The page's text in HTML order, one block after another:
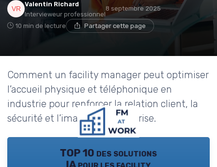
Valentin Richard
Intervieweur professionnel
8 septembre 2025
10 min de lecture Partager cette page
Comment un facility manager peut optimiser
l’accueil physique et téléphonique en
industrie pour renforcer la relation client, la
sécurité et l’image de l’entreprise.
TOP 10 des solutions
IA pour les facility